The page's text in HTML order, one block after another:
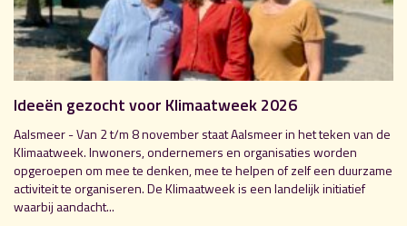
Ideeën gezocht voor Klimaatweek 2026
Aalsmeer - Van 2 t/m 8 november staat Aalsmeer in het teken van de
Klimaatweek. Inwoners, ondernemers en organisaties worden
opgeroepen om mee te denken, mee te helpen of zelf een duurzame
activiteit te organiseren. De Klimaatweek is een landelijk initiatief
waarbij aandacht...